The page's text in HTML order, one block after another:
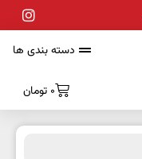
دسته بندی ها
0 تومان